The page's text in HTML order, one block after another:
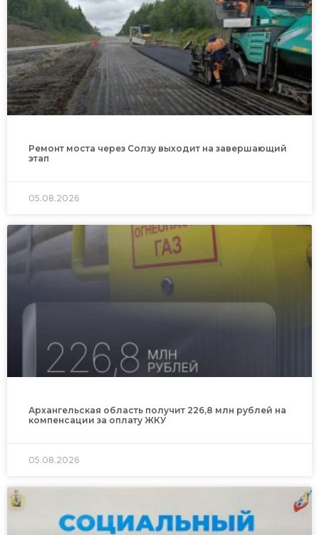
Ремонт моста через Солзу выходит на завершающий
этап
05.08.2026
Архангельская область получит 226,8 млн рублей на
компенсации за оплату ЖКУ
05.08.2026